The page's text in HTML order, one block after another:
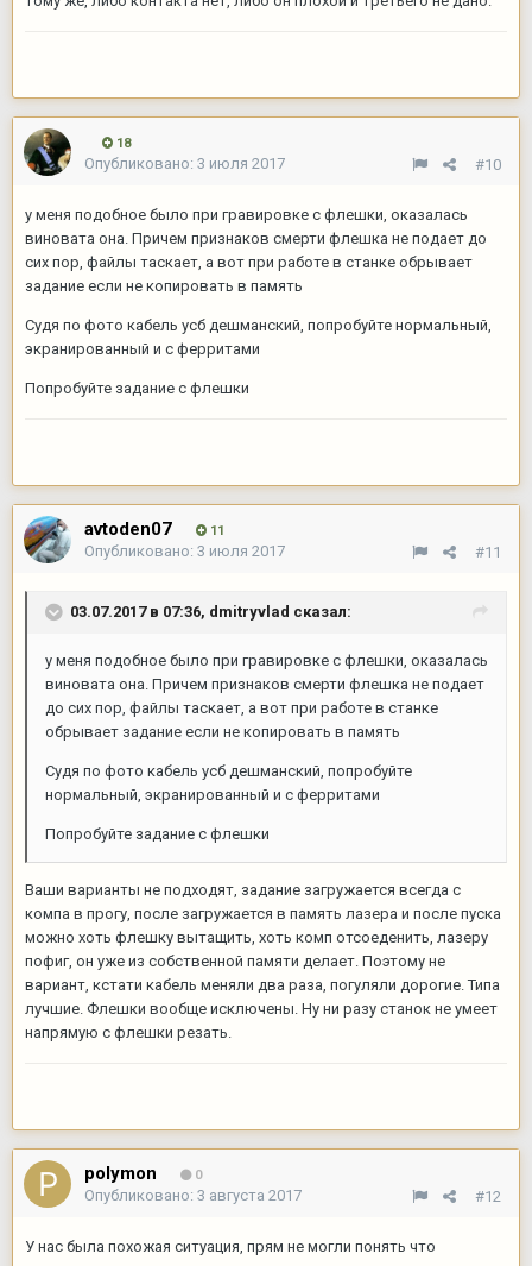
18
#10
Опубликовано: 3 июля 2017
у меня подобное было при гравировке с флешки, оказалась
виновата она. Причем признаков смерти флешка не подает до
сих пор, файлы таскает, а вот при работе в станке обрывает
задание если не копировать в память
Судя по фото кабель усб дешманский, попробуйте нормальный,
экранированный и с ферритами
Попробуйте задание с флешки
avtoden07 11
#11
Опубликовано: 3 июля 2017
03.07.2017 в 07:36, dmitryvlad сказал:
у меня подобное было при гравировке с флешки, оказалась
виновата она. Причем признаков смерти флешка не подает
до сих пор, файлы таскает, а вот при работе в станке
обрывает задание если не копировать в память
Судя по фото кабель усб дешманский, попробуйте
нормальный, экранированный и с ферритами
Попробуйте задание с флешки
Ваши варианты не подходят, задание загружается всегда с
компа в прогу, после загружается в память лазера и после пуска
можно хоть флешку вытащить, хоть комп отсоеденить, лазеру
пофиг, он уже из собственной памяти делает. Поэтому не
вариант, кстати кабель меняли два раза, погуляли дорогие. Типа
лучшие. Флешки вообще исключены. Ну ни разу станок не умеет
напрямую с флешки резать.
polymon 0
#12
Опубликовано: 3 августа 2017
У нас была похожая ситуация, прям не могли понять что